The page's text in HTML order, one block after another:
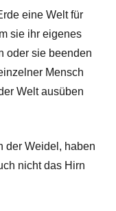
eine Welt für
sie ihr eigenes
oder sie beenden
Mensch
Welt ausüben
der Weidel, haben
nicht das Hirn